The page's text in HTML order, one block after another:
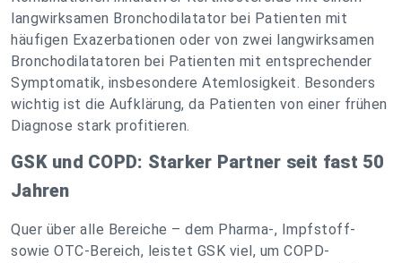
langwirksamen Bronchodilatator bei Patienten mit
häufigen Exazerbationen oder von zwei langwirksamen
Bronchodilatatoren bei Patienten mit entsprechender
Symptomatik, insbesondere Atemlosigkeit. Besonders
wichtig ist die Aufklärung, da Patienten von einer frühen
Diagnose stark profitieren.
GSK und COPD: Starker Partner seit fast 50
Jahren
Quer über alle Bereiche – dem Pharma-, Impfstoff-
sowie OTC-Bereich, leistet GSK viel, um COPD-